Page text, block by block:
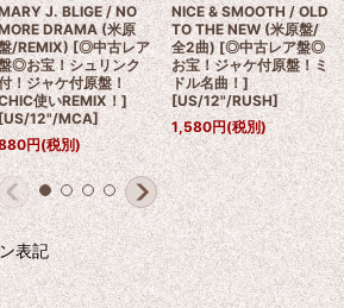
J. BLIGE / NO
DRAMA (米原
/REMIX) [◎中古レア
◎お宝！シュリンク
！ジャケ付原盤！
使いREMIX！]
[US/12"/MCA]
円(税別)
NICE & SMOOTH / OLD
TO THE NEW (米原盤/
全2曲) [◎中古レア盤◎
お宝！ジャケ付原盤！ミ
ドル名曲！]
[US/12"/RUSH]
1,580円(税別)
表記